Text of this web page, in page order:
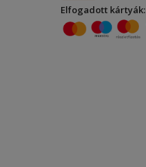
Elfogadott kártyák: